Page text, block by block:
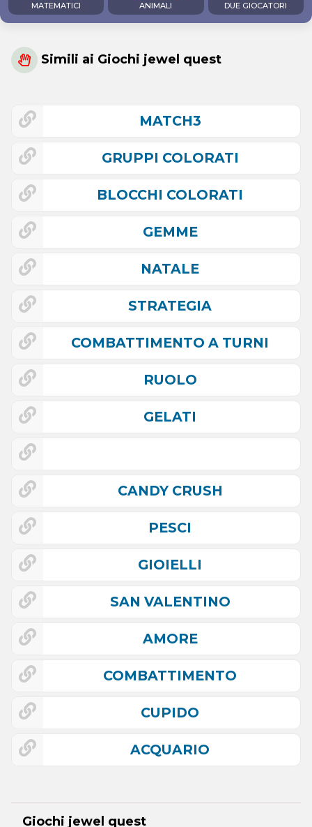
MATEMATICI ANIMALI DUE GIOCATORI
Simili ai Giochi jewel quest
MATCH3
GRUPPI COLORATI
BLOCCHI COLORATI
GEMME
NATALE
STRATEGIA
COMBATTIMENTO A TURNI
RUOLO
GELATI
CANDY CRUSH
PESCI
GIOIELLI
SAN VALENTINO
AMORE
COMBATTIMENTO
CUPIDO
ACQUARIO
Giochi jewel quest